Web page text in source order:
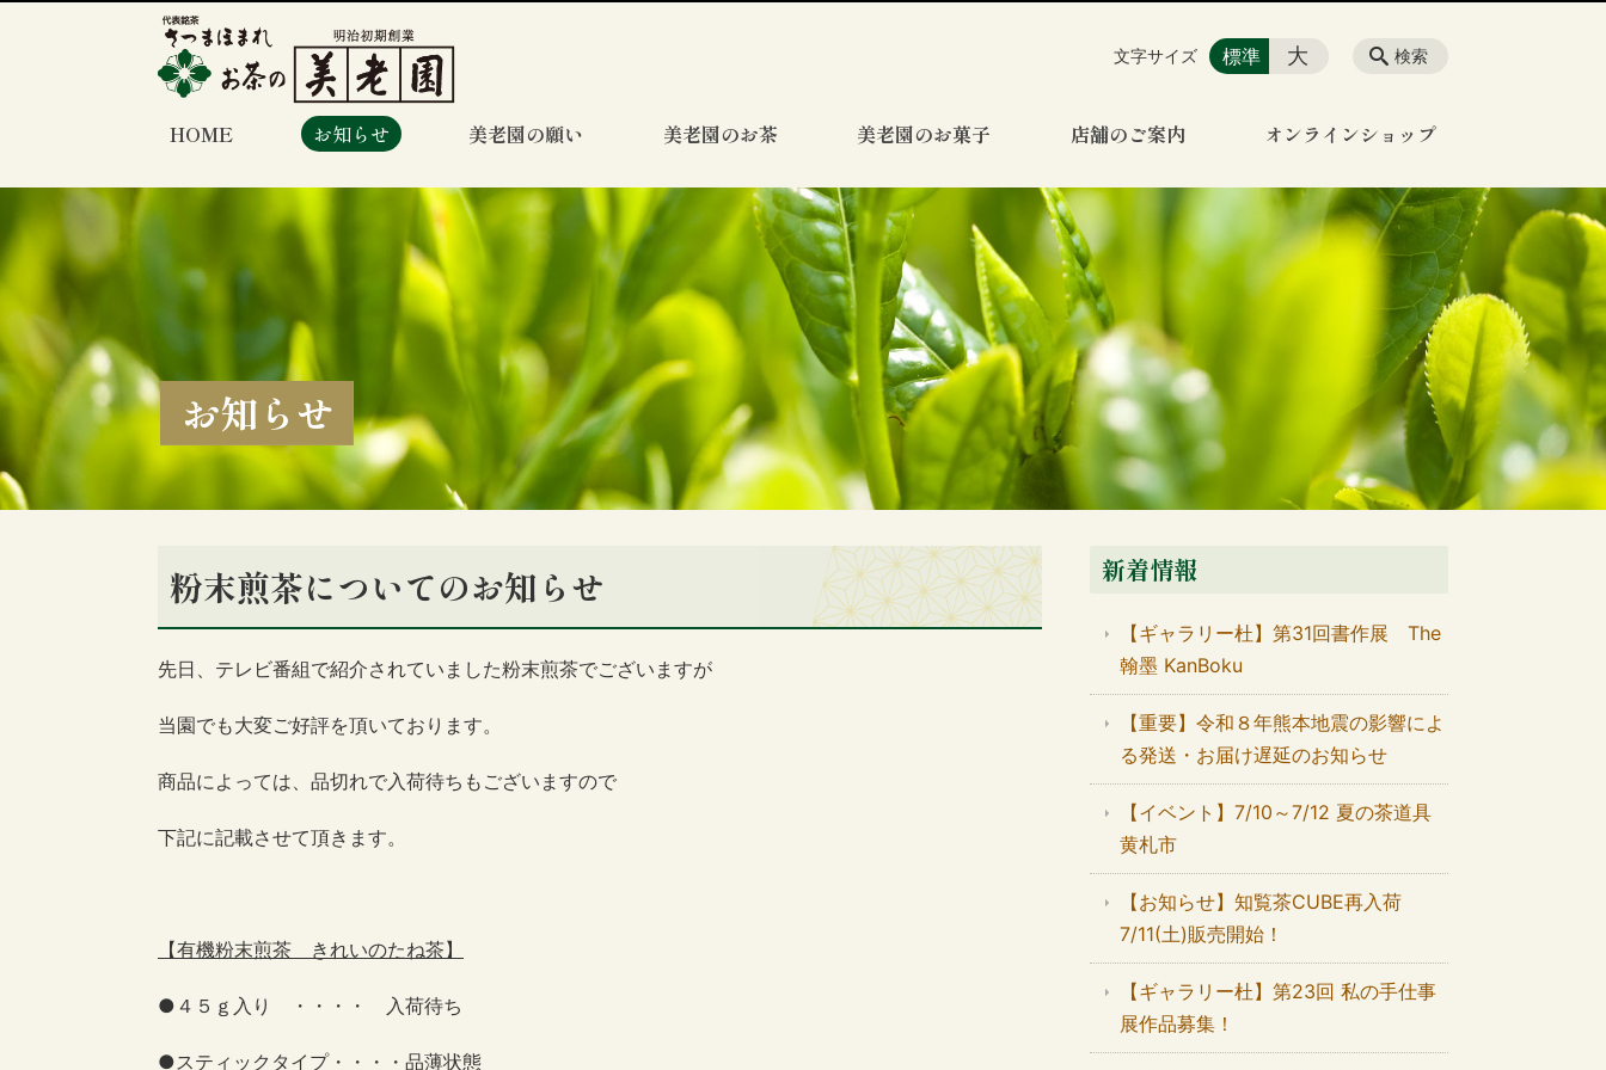
HOME お知らせ 美老園の願い 美老園のお茶 美老園のお菓子 店舗のご案内 オンラインショップ
検索
文字サイズ 標準 大
お知らせ
粉末煎茶についてのお知らせ
先日、テレビ番組で紹介されていました粉末煎茶でございますが
当園でも大変ご好評を頂いております。
商品によっては、品切れで入荷待ちもございますので
下記に記載させて頂きます。
【有機粉末煎茶 きれいのたね茶】
●４５ｇ入り ・・・・ 入荷待ち
●スティックタイプ・・・・品薄状態
新着情報
【ギャラリー杜】第31回書作展 The
翰墨 KanBoku
【重要】令和８年熊本地震の影響によ
る発送・お届け遅延のお知らせ
【イベント】7/10～7/12 夏の茶道具
黄札市
【お知らせ】知覧茶CUBE再入荷
7/11(土)販売開始！
【ギャラリー杜】第23回 私の手仕事
展作品募集！